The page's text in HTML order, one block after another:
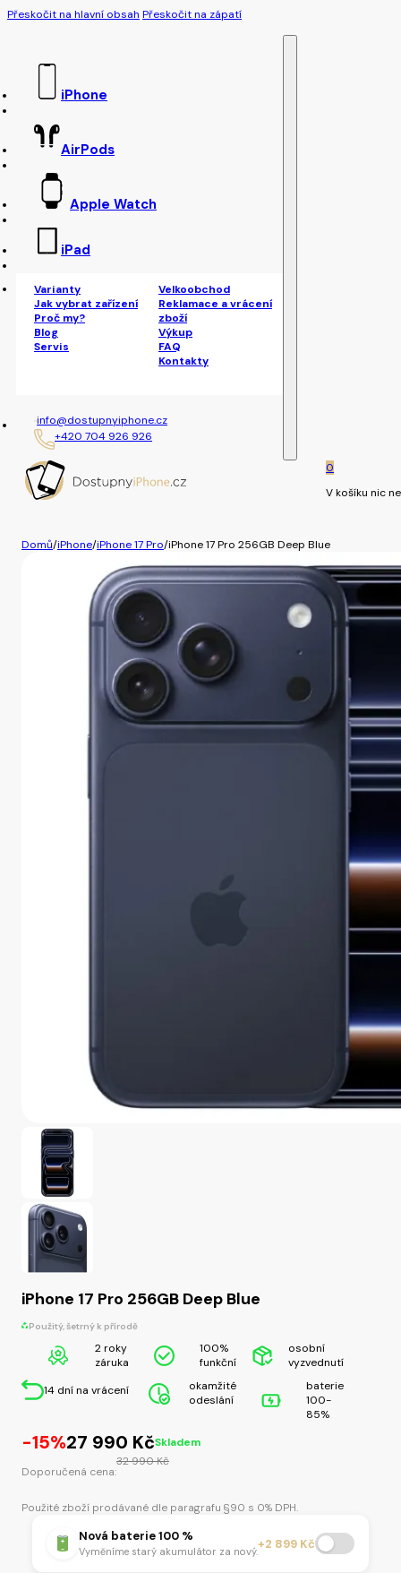
Přeskočit na hlavní obsah Přeskočit na zápatí
iPhone
AirPods
Apple Watch
iPad
Varianty
Jak vybrat zařízení
Proč my?
Blog
Servis
Velkoobchod
Reklamace a vrácení
zboží
Výkup
FAQ
Kontakty
info@dostupnyiphone.cz
+420 704 926 926
0
V košíku nic
Domů/iPhone/iPhone 17 Pro/iPhone 17 Pro 256GB Deep Blue
iPhone 17 Pro 256GB Deep Blue
Použitý, šetrný k přírodě
2 roky
záruka
100%
funkční
osobní
vyzvednutí
14 dní na vrácení
okamžité
odeslání
baterie
100-
85%
-15%Původní
cena
32
990 Kč.
27 990 KčAktuální
cena
27
990 Kč.
Skladem
Doporučená cena:
32 990Kč
Použité zboží prodávané dle paragrafu §90 s 0% DPH.
Nová baterie 100 %
Vyměníme starý akumulátor za nový.+2 899 Kč